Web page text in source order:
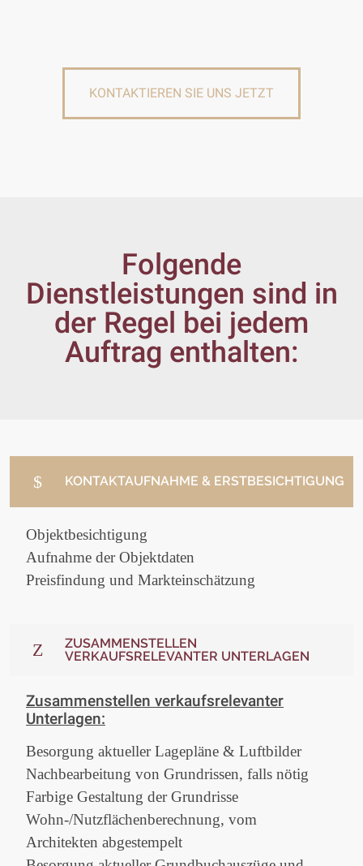
KONTAKTIEREN SIE UNS JETZT
Folgende
Dienstleistungen sind in
der Regel bei jedem
Auftrag enthalten:
KONTAKTAUFNAHME & ERSTBESICHTIGUNG
Objektbesichtigung
Aufnahme der Objektdaten
Preisfindung und Markteinschätzung
ZUSAMMENSTELLEN
VERKAUFSRELEVANTER UNTERLAGEN
Zusammenstellen verkaufsrelevanter
Unterlagen:
Besorgung aktueller Lagepläne & Luftbilder
Nachbearbeitung von Grundrissen, falls nötig
Farbige Gestaltung der Grundrisse
Wohn-/Nutzflächenberechnung, vom
Architekten abgestempelt